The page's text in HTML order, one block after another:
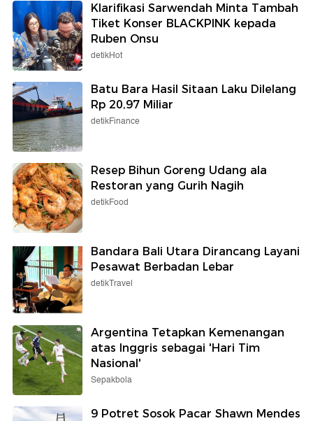
Klarifikasi Sarwendah Minta Tambah
Tiket Konser BLACKPINK kepada
Ruben Onsu
detikHot
Batu Bara Hasil Sitaan Laku Dilelang
Rp 20,97 Miliar
detikFinance
Resep Bihun Goreng Udang ala
Restoran yang Gurih Nagih
detikFood
Bandara Bali Utara Dirancang Layani
Pesawat Berbadan Lebar
detikTravel
Argentina Tetapkan Kemenangan
atas Inggris sebagai 'Hari Tim
Nasional'
Sepakbola
9 Potret Sosok Pacar Shawn Mendes